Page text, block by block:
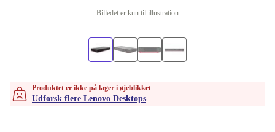
Billedet er kun til illustration
Produktet er ikke på lager i øjeblikket
Udforsk flere Lenovo Desktops